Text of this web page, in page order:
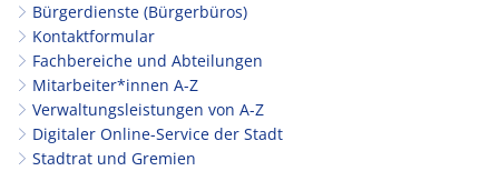
Bürgerdienste (Bürgerbüros)
Kontaktformular
Fachbereiche und Abteilungen
Mitarbeiter*innen A-Z
Verwaltungsleistungen von A-Z
Digitaler Online-Service der Stadt
Stadtrat und Gremien